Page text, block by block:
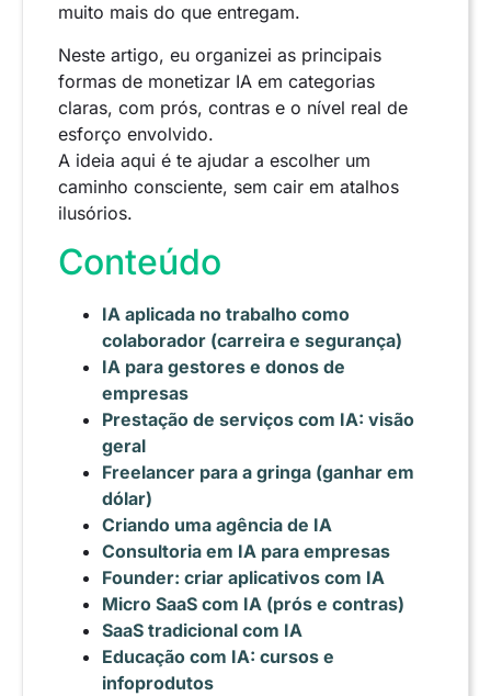
muito mais do que entregam.
Neste artigo, eu organizei as principais
formas de monetizar IA em categorias
claras, com prós, contras e o nível real de
esforço envolvido.
A ideia aqui é te ajudar a escolher um
caminho consciente, sem cair em atalhos
ilusórios.
Conteúdo
IA aplicada no trabalho como
colaborador (carreira e segurança)
IA para gestores e donos de
empresas
Prestação de serviços com IA: visão
geral
Freelancer para a gringa (ganhar em
dólar)
Criando uma agência de IA
Consultoria em IA para empresas
Founder: criar aplicativos com IA
Micro SaaS com IA (prós e contras)
SaaS tradicional com IA
Educação com IA: cursos e
infoprodutos